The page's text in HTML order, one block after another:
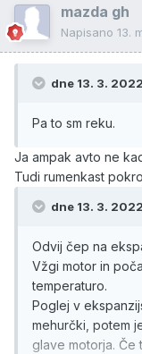
mazda gh
Napisano 13.
dne 13. 3.
Pa to sm reku.
Ja ampak avto ne
Tudi rumenkast
dne 13. 3.
Odvij čep na
Vžgi motor in
temperaturo.
Poglej v
mehurčki, potem
glave motorja. Če